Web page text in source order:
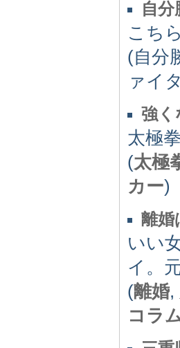
自分
こち
(自分
ァイ
強く
太極
(太極
カー)
離婚
いい
イ。
(離婚,
コラ